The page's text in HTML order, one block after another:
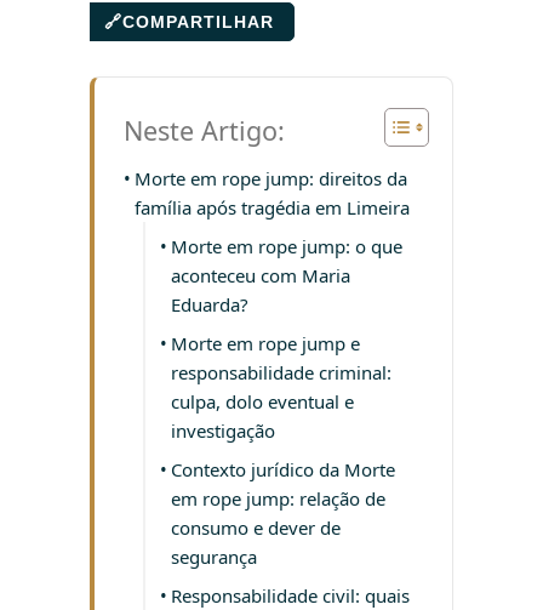
🔗COMPARTILHAR
Neste Artigo:
Morte em rope jump: direitos da
família após tragédia em Limeira
Morte em rope jump: o que
aconteceu com Maria
Eduarda?
Morte em rope jump e
responsabilidade criminal:
culpa, dolo eventual e
investigação
Contexto jurídico da Morte
em rope jump: relação de
consumo e dever de
segurança
Responsabilidade civil: quais